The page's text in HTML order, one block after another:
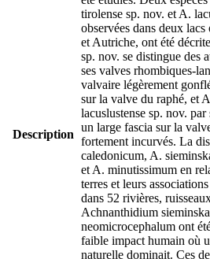
Description
tirolense sp. nov. et A.
observées dans deux
et Autriche, ont été
sp. nov. se distingue des
ses valves rhombiques-
valvaire légèrement
sur la valve du raphé, et
lacuslustense sp. nov. par
un large fascia sur la
fortement incurvés. La
caledonicum, A.
et A. minutissimum en
terres et leurs
dans 52 rivières,
Achnanthidium
neomicrocephalum ont
faible impact humain où
naturelle dominait. Ces